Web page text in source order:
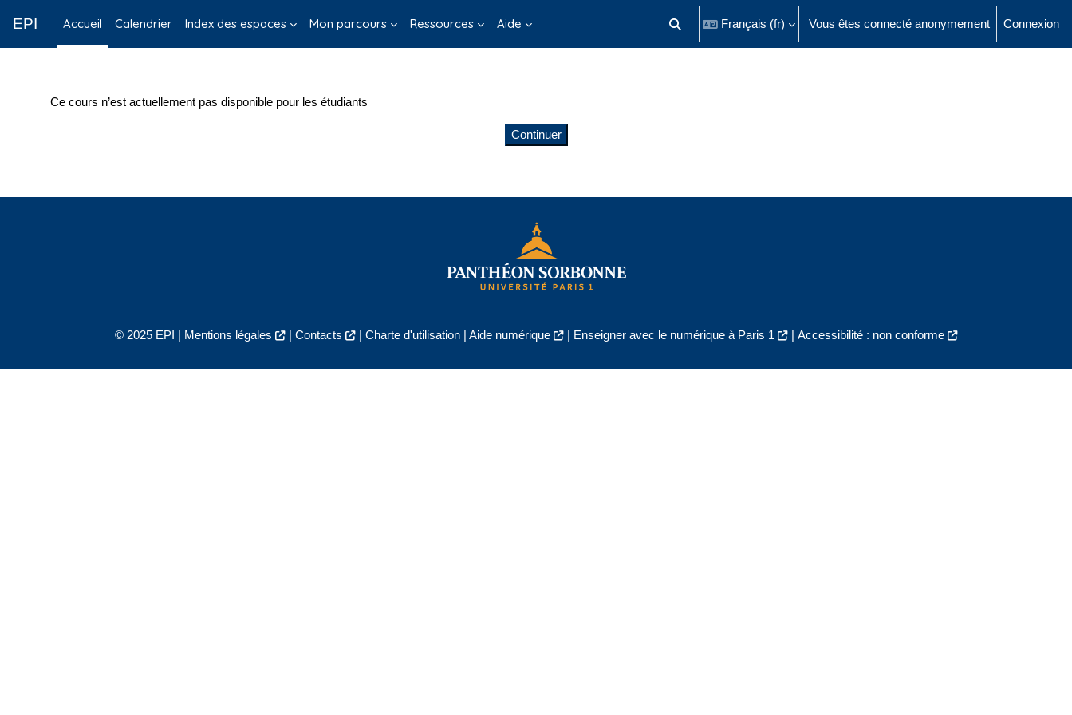
EPI Accueil Calendrier Index des espaces Mon parcours Ressources Aide Activer/désactiver la saisie de recherche
Français ‎(fr)‎ Vous êtes connecté anonymement Connexion
Ce cours n’est actuellement pas disponible pour les étudiants
Continuer
© 2025 EPI | Mentions légales | Contacts | Charte d'utilisation| Aide numérique | Enseigner avec le numérique à Paris 1 | Accessibilité : non conforme